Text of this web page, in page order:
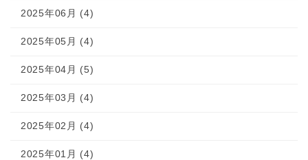
2025年06月 (4)
2025年05月 (4)
2025年04月 (5)
2025年03月 (4)
2025年02月 (4)
2025年01月 (4)